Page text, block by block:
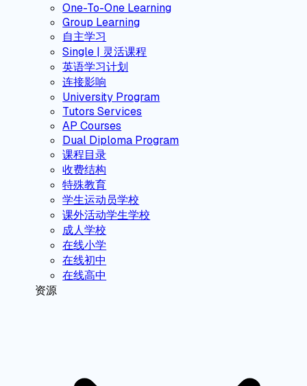
One-To-One Learning
Group Learning
自主学习
Single | 灵活课程
英语学习计划
连接影响
University Program
Tutors Services
AP Courses
Dual Diploma Program
课程目录
收费结构
特殊教育
学生运动员学校
课外活动学生学校
成人学校
在线小学
在线初中
在线高中
资源